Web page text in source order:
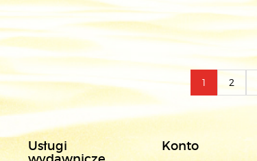
1 2
Usługi
Konto